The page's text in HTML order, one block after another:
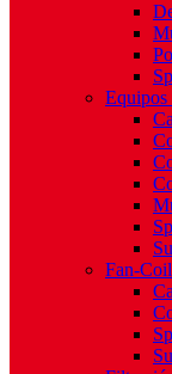
Equipos
Fan-